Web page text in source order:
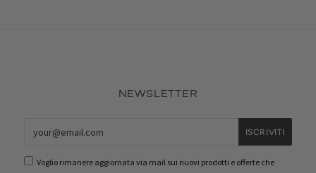
NEWSLETTER
Voglio rimanere aggiornata via mail sui nuovi prodotti e offerte che